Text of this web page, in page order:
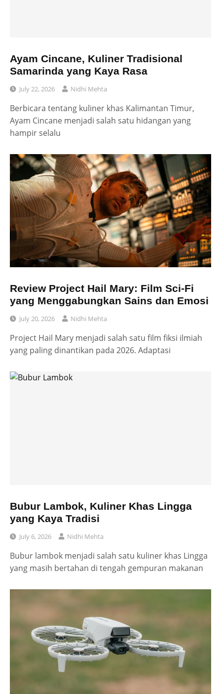
Ayam Cincane, Kuliner Tradisional
Samarinda yang Kaya Rasa
July 22, 2026 Nidhi Mehta
Berbicara tentang kuliner khas Kalimantan Timur,
Ayam Cincane menjadi salah satu hidangan yang
hampir selalu
Review Project Hail Mary: Film Sci-Fi
yang Menggabungkan Sains dan Emosi
July 20, 2026 Nidhi Mehta
Project Hail Mary menjadi salah satu film fiksi ilmiah
yang paling dinantikan pada 2026. Adaptasi
Bubur Lambok, Kuliner Khas Lingga
yang Kaya Tradisi
July 6, 2026 Nidhi Mehta
Bubur lambok menjadi salah satu kuliner khas Lingga
yang masih bertahan di tengah gempuran makanan